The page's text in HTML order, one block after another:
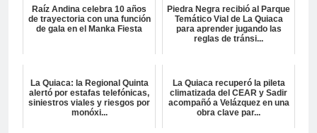
Raíz Andina celebra 10 años
de trayectoria con una función
de gala en el Manka Fiesta
Piedra Negra recibió al Parque
Temático Vial de La Quiaca
para aprender jugando las
reglas de tránsi...
La Quiaca: la Regional Quinta
alertó por estafas telefónicas,
siniestros viales y riesgos por
monóxi...
La Quiaca recuperó la pileta
climatizada del CEAR y Sadir
acompañó a Velázquez en una
obra clave par...